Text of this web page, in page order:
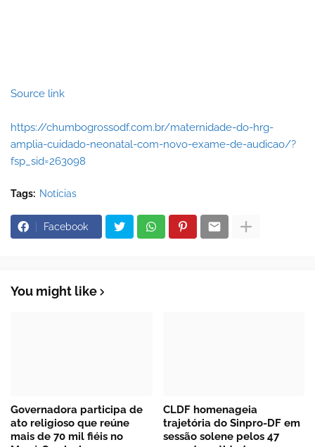
Source link
https://chumbogrossodf.com.br/maternidade-do-hrg-
amplia-cuidado-neonatal-com-novo-exame-de-audicao/?
fsp_sid=263098
Tags: Notícias
Facebook
You might like
Governadora participa de
ato religioso que reúne
mais de 70 mil fiéis no
CLDF homenageia
trajetória do Sinpro-DF em
sessão solene pelos 47